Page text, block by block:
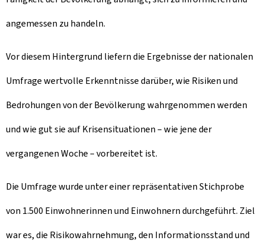
angemessen zu handeln.
Vor diesem Hintergrund liefern die Ergebnisse der nationalen
Umfrage wertvolle Erkenntnisse darüber, wie Risiken und
Bedrohungen von der Bevölkerung wahrgenommen werden
und wie gut sie auf Krisensituationen – wie jene der
vergangenen Woche – vorbereitet ist.
Die Umfrage wurde unter einer repräsentativen Stichprobe
von 1.500 Einwohnerinnen und Einwohnern durchgeführt. Ziel
war es, die Risikowahrnehmung, den Informationsstand und